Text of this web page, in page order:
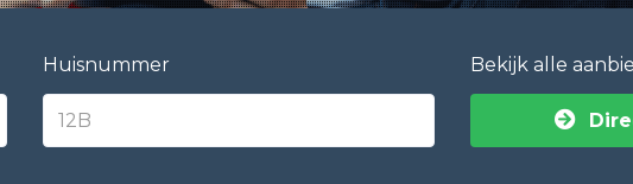
v
e
Huisnummer Bekijk alle